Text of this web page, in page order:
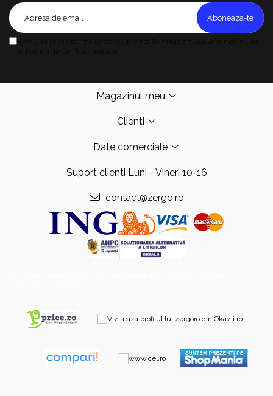
Magazinul meu
Clienti
Date comerciale
Suport clienti Luni - Vineri 10-16
contact@zergo.ro